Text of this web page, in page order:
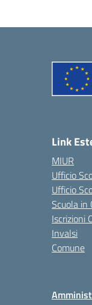
Link
MIUR
Ufficio
Ufficio
Scuola in
Iscrizioni
Invalsi
Comune